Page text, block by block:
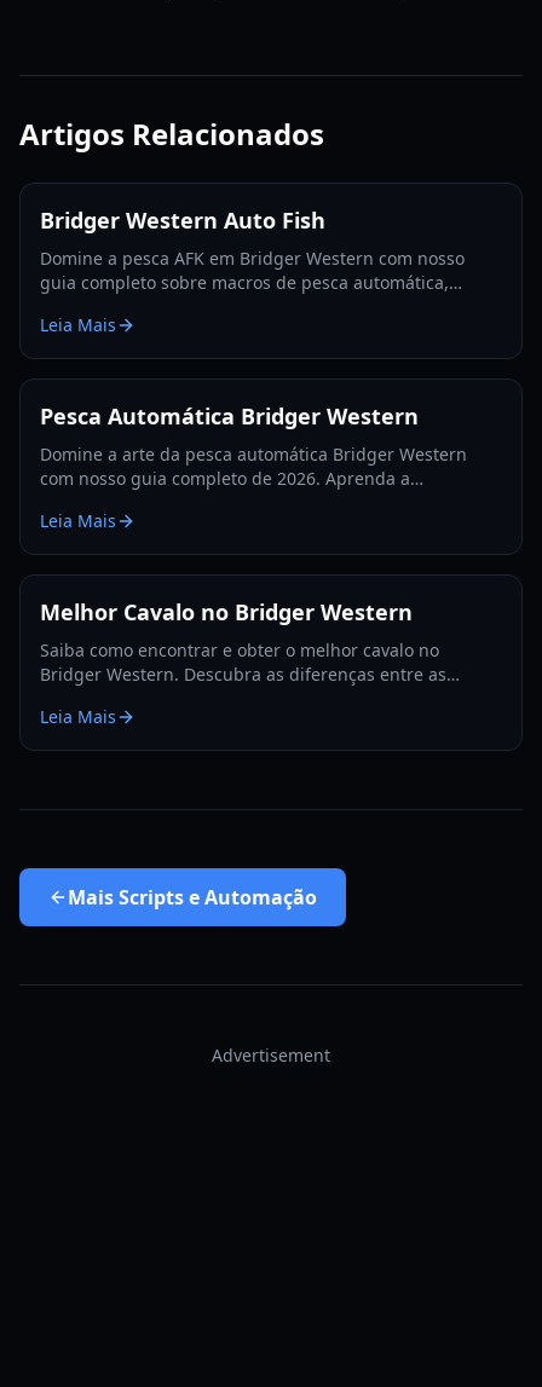
Artigos Relacionados
Bridger Western Auto Fish
Domine a pesca AFK em Bridger Western com nosso
guia completo sobre macros de pesca automática,
maximizar sua renda no jogo.
Leia Mais
Pesca Automática Bridger Western
Domine a arte da pesca automática Bridger Western
com nosso guia completo de 2026. Aprenda a
segurança para maximizar sua eficiência.
Leia Mais
Melhor Cavalo no Bridger Western
Saiba como encontrar e obter o melhor cavalo no
Bridger Western. Descubra as diferenças entre as
atributos.
Leia Mais
MaisScripts e Automação
Advertisement